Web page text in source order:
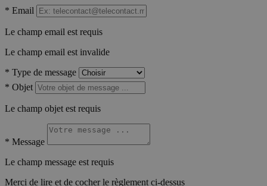
* Email
Le champ email est requis
Le champ email est invalide
* Type de message
* Objet
Le champ objet est requis
* Message
Le champ message est requis
Merci de lire et de cocher le règlement ci-dessus